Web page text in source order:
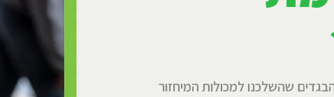
שהשלכנו למכולות המיחזור